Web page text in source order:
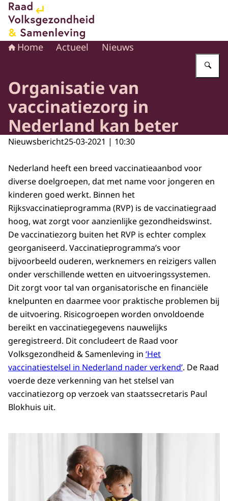
Naar de homepage van Raad voor Volksgezondheid en
Home Actueel Nieuws
Organisatie van
vaccinatiezorg in
Nederland kan beter
Nieuwsbericht25-03-2021 | 10:30
Nederland heeft een breed vaccinatieaanbod voor
diverse doelgroepen, dat met name voor jongeren en
kinderen goed werkt. Binnen het
Rijksvaccinatieprogramma (RVP) is de vaccinatiegraad
hoog, wat zorgt voor aanzienlijke gezondheidswinst.
De vaccinatiezorg buiten het RVP is echter complex
georganiseerd. Vaccinatieprogramma’s voor
bijvoorbeeld ouderen, werknemers en reizigers vallen
onder verschillende wetten en uitvoeringssystemen.
Dit zorgt voor tal van organisatorische en financiële
knelpunten en daarmee voor praktische problemen bij
de uitvoering. Risicogroepen worden onvoldoende
bereikt en vaccinatiegegevens nauwelijks
geregistreerd. Dit concludeert de Raad voor
Volksgezondheid & Samenleving in ‘Het
vaccinatiestelsel in Nederland nader verkend’. De Raad
voerde deze verkenning van het stelsel van
vaccinatiezorg op verzoek van staatssecretaris Paul
Blokhuis uit.